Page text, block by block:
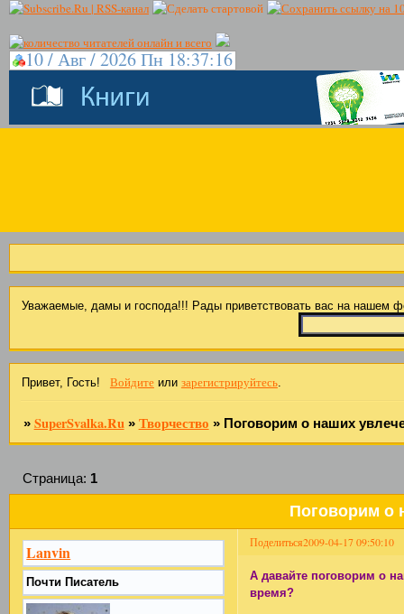
10 / Авг / 2026 Пн 18:37:17
Уважаемые, дамы и господа!!! Рады приветствовать вас на
Привет, Гость! Войдитеили зарегистрируйтесь.
» SuperSvalka.Ru » Творчество » Поговорим о наших
Поговорим о
Страница: 1
Поделиться2009-04-17 09:50:10
Lanvin
Почти Писатель
А давайте поговорим о
время?